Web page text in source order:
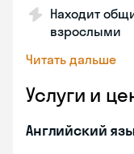
Находит
взрослыми
Читать дальше
Услуги и
Английский